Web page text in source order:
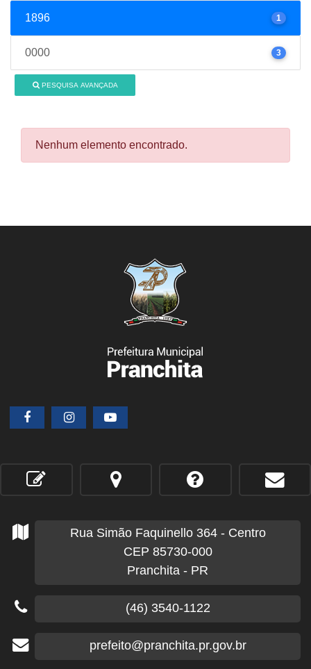
1896 1
0000 3
PESQUISA AVANÇADA
Nenhum elemento encontrado.
Rua Simão Faquinello 364 - Centro
CEP 85730-000
Pranchita - PR
(46) 3540-1122
prefeito@pranchita.pr.gov.br